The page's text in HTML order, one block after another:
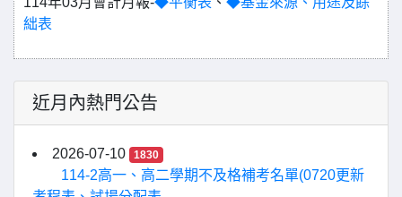
絀表
近月內熱門公告
2026-07-10 1830
114-2高一、高二學期不及格補考名單(0720更新